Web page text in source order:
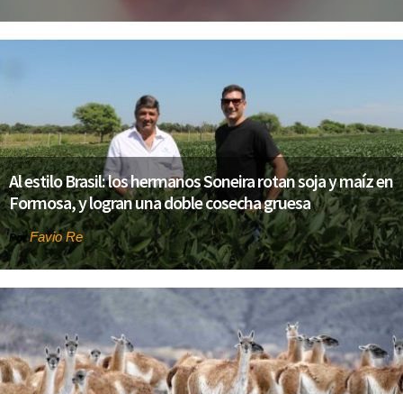
Al estilo Brasil: los hermanos Soneira rotan soja y maíz en
Formosa, y logran una doble cosecha gruesa
PorFavio Re